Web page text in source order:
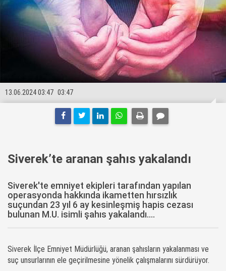
03:47
13.06.2024 03:47
Siverek’te aranan şahıs yakalandı
Siverek'te emniyet ekipleri tarafından yapılan
operasyonda hakkında ikametten hırsızlık
suçundan 23 yıl 6 ay kesinleşmiş hapis cezası
bulunan M.U. isimli şahıs yakalandı....
Siverek İlçe Emniyet Müdürlüğü, aranan şahısların yakalanması ve
suç unsurlarının ele geçirilmesine yönelik çalışmalarını sürdürüyor.